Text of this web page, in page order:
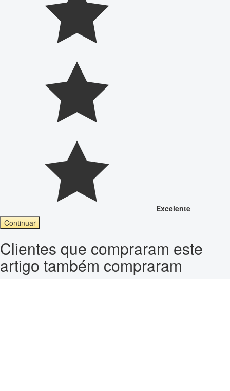
Excelente
Continuar
Clientes que compraram este
artigo também compraram